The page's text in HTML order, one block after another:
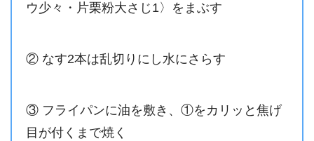
ウ少々・片栗粉大さじ1〉をまぶす
② なす2本は乱切りにし水にさらす
③ フライパンに油を敷き、①をカリッと焦げ
目が付くまで焼く